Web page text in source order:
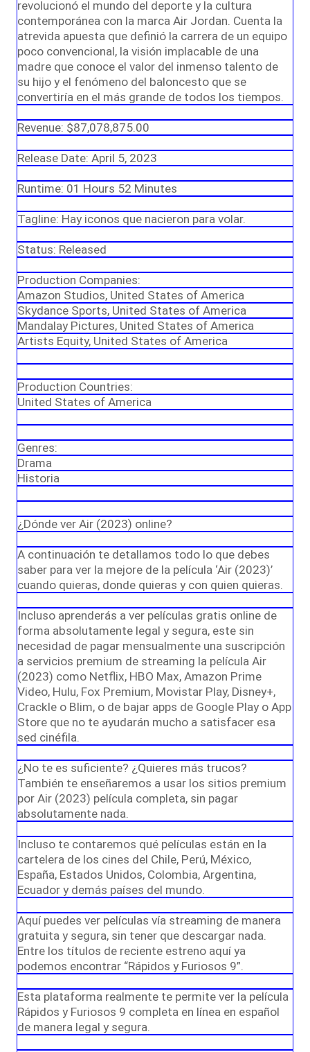
revolucionó el mundo del deporte y la cultura
contemporánea con la marca Air Jordan. Cuenta la
atrevida apuesta que definió la carrera de un equipo
poco convencional, la visión implacable de una
madre que conoce el valor del inmenso talento de
su hijo y el fenómeno del baloncesto que se
convertiría en el más grande de todos los tiempos.
Revenue: $87,078,875.00
Release Date: April 5, 2023
Runtime: 01 Hours 52 Minutes
Tagline: Hay iconos que nacieron para volar.
Status: Released
Production Companies:
Amazon Studios, United States of America
Skydance Sports, United States of America
Mandalay Pictures, United States of America
Artists Equity, United States of America
Production Countries:
United States of America
Genres:
Drama
Historia
¿Dónde ver Air (2023) online?
A continuación te detallamos todo lo que debes
saber para ver la mejore de la película ‘Air (2023)’
cuando quieras, donde quieras y con quien quieras.
Incluso aprenderás a ver películas gratis online de
forma absolutamente legal y segura, este sin
necesidad de pagar mensualmente una suscripción
a servicios premium de streaming la película Air
(2023) como Netflix, HBO Max, Amazon Prime
Video, Hulu, Fox Premium, Movistar Play, Disney+,
Crackle o Blim, o de bajar apps de Google Play o App
Store que no te ayudarán mucho a satisfacer esa
sed cinéfila.
¿No te es suficiente? ¿Quieres más trucos?
También te enseñaremos a usar los sitios premium
por Air (2023) película completa, sin pagar
absolutamente nada.
Incluso te contaremos qué películas están en la
cartelera de los cines del Chile, Perú, México,
España, Estados Unidos, Colombia, Argentina,
Ecuador y demás países del mundo.
Aquí puedes ver películas vía streaming de manera
gratuita y segura, sin tener que descargar nada.
Entre los títulos de reciente estreno aquí ya
podemos encontrar “Rápidos y Furiosos 9”.
Esta plataforma realmente te permite ver la película
Rápidos y Furiosos 9 completa en línea en español
de manera legal y segura.